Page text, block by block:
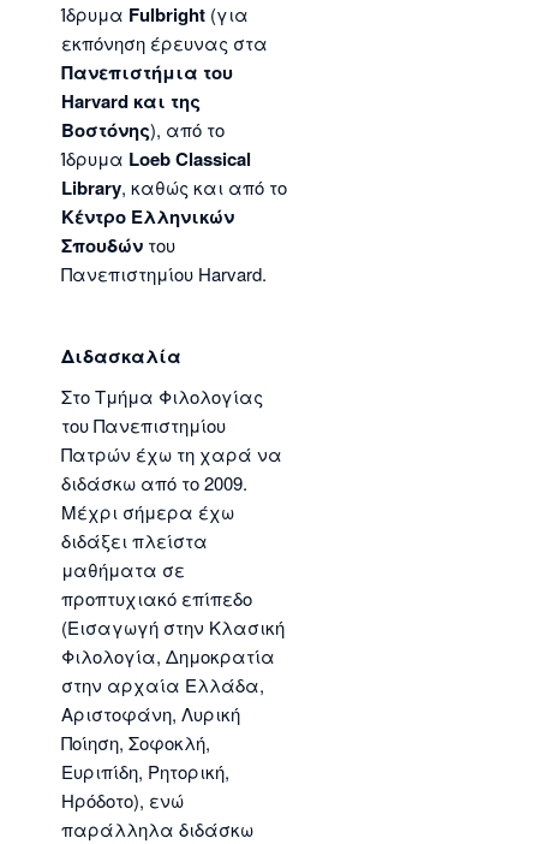
Ίδρυμα Fulbright(για
εκπόνηση έρευνας στα
Πανεπιστήμια του
Harvard και της
Βοστόνης), από το
Ίδρυμα Loeb Classical
Library, καθώς και από το
Κέντρο Ελληνικών
Σπουδώντου
Πανεπιστημίου Harvard.
Διδασκαλία
Στο Τμήμα Φιλολογίας
του Πανεπιστημίου
Πατρών έχω τη χαρά να
διδάσκω από το 2009.
Μέχρι σήμερα έχω
διδάξει πλείστα
μαθήματα σε
προπτυχιακό επίπεδο
(Εισαγωγή στην Κλασική
Φιλολογία, Δημοκρατία
στην αρχαία Ελλάδα,
Αριστοφάνη, Λυρική
Ποίηση, Σοφοκλή,
Ευριπίδη, Ρητορική,
Ηρόδοτο), ενώ
παράλληλα διδάσκω